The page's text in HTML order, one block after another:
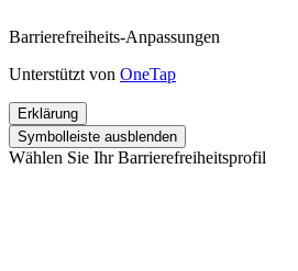
Barrierefreiheits-Anpassungen
Unterstützt von OneTap
Erklärung
Symbolleiste ausblenden
Wählen Sie Ihr Barrierefreiheitsprofil